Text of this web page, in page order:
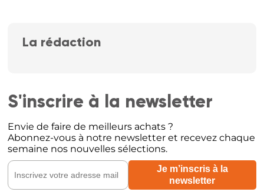
La rédaction
S'inscrire à la newsletter
Envie de faire de meilleurs achats ?
Abonnez-vous à notre newsletter et recevez chaque
semaine nos nouvelles sélections.